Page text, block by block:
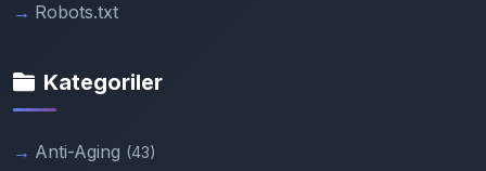
Robots.txt
Kategoriler
Anti-Aging (43)